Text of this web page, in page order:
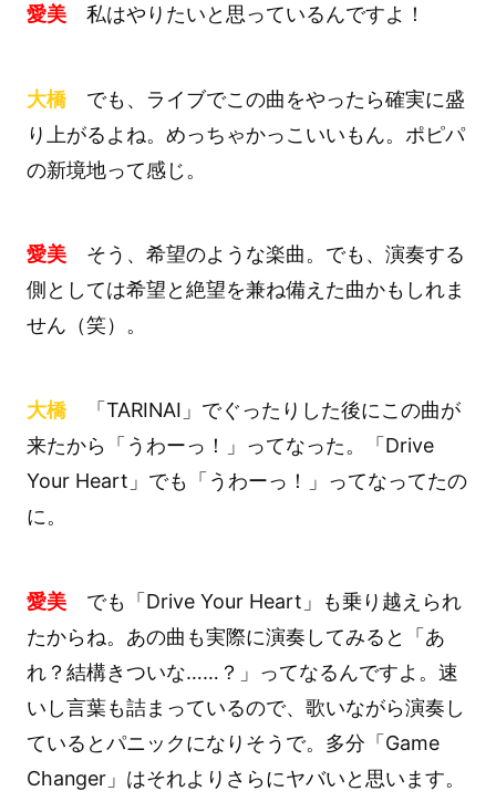
愛美私はやりたいと思っているんですよ！
大橋でも、ライブでこの曲をやったら確実に盛
り上がるよね。めっちゃかっこいいもん。ポピパ
の新境地って感じ。
愛美そう、希望のような楽曲。でも、演奏する
側としては希望と絶望を兼ね備えた曲かもしれま
せん（笑）。
大橋「TARINAI」でぐったりした後にこの曲が
来たから「うわーっ！」ってなった。「Drive
Your Heart」でも「うわーっ！」ってなってたの
に。
愛美でも「Drive Your Heart」も乗り越えられ
たからね。あの曲も実際に演奏してみると「あ
れ？結構きついな……？」ってなるんですよ。速
いし言葉も詰まっているので、歌いながら演奏し
ているとパニックになりそうで。多分「Game
Changer」はそれよりさらにヤバいと思います。